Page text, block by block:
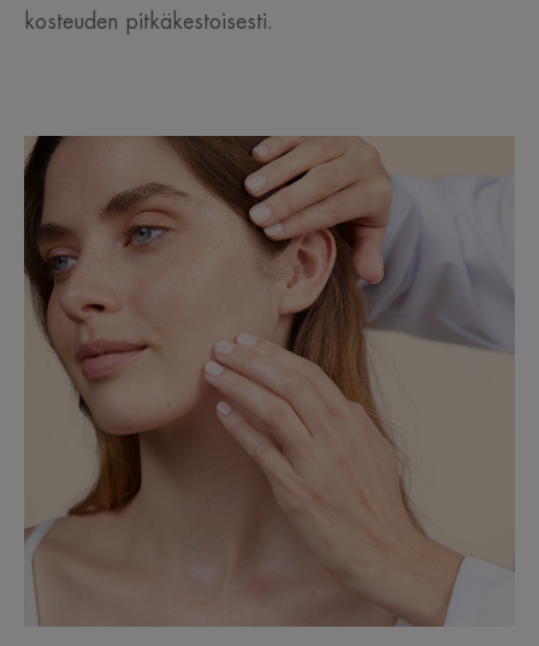
kosteuden pitkäkestoisesti.